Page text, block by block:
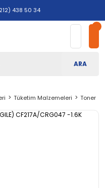
438 50 34
ARA
Tüketim Malzemeleri Toner